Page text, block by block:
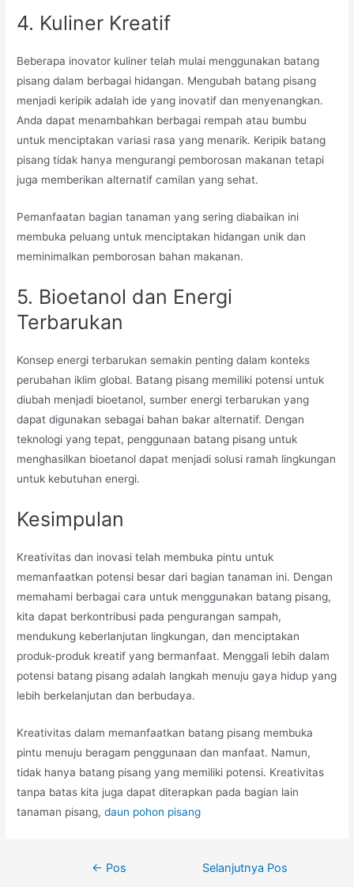
4. Kuliner Kreatif
Beberapa inovator kuliner telah mulai menggunakan batang
pisang dalam berbagai hidangan. Mengubah batang pisang
menjadi keripik adalah ide yang inovatif dan menyenangkan.
Anda dapat menambahkan berbagai rempah atau bumbu
untuk menciptakan variasi rasa yang menarik. Keripik batang
pisang tidak hanya mengurangi pemborosan makanan tetapi
juga memberikan alternatif camilan yang sehat.
Pemanfaatan bagian tanaman yang sering diabaikan ini
membuka peluang untuk menciptakan hidangan unik dan
meminimalkan pemborosan bahan makanan.
5. Bioetanol dan Energi
Terbarukan
Konsep energi terbarukan semakin penting dalam konteks
perubahan iklim global. Batang pisang memiliki potensi untuk
diubah menjadi bioetanol, sumber energi terbarukan yang
dapat digunakan sebagai bahan bakar alternatif. Dengan
teknologi yang tepat, penggunaan batang pisang untuk
menghasilkan bioetanol dapat menjadi solusi ramah lingkungan
untuk kebutuhan energi.
Kesimpulan
Kreativitas dan inovasi telah membuka pintu untuk
memanfaatkan potensi besar dari bagian tanaman ini. Dengan
memahami berbagai cara untuk menggunakan batang pisang,
kita dapat berkontribusi pada pengurangan sampah,
mendukung keberlanjutan lingkungan, dan menciptakan
produk-produk kreatif yang bermanfaat. Menggali lebih dalam
potensi batang pisang adalah langkah menuju gaya hidup yang
lebih berkelanjutan dan berbudaya.
Kreativitas dalam memanfaatkan batang pisang membuka
pintu menuju beragam penggunaan dan manfaat. Namun,
tidak hanya batang pisang yang memiliki potensi. Kreativitas
tanpa batas kita juga dapat diterapkan pada bagian lain
tanaman pisang,daun pohon pisang
← Pos
Selanjutnya Pos